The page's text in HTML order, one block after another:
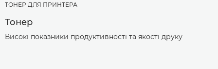
ТОНЕР ДЛЯ ПРИНТЕРА
Тонер
Високі показники продуктивності та якості друку